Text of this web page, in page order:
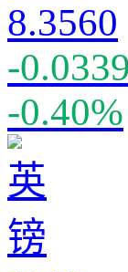
8.3560
-0.0339
-0.40%